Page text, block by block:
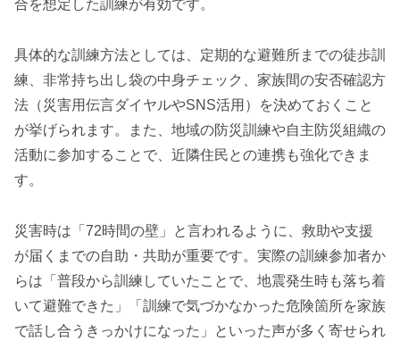
合を想定した訓練が有効です。
具体的な訓練方法としては、定期的な避難所までの徒歩訓
練、非常持ち出し袋の中身チェック、家族間の安否確認方
法（災害用伝言ダイヤルやSNS活用）を決めておくこと
が挙げられます。また、地域の防災訓練や自主防災組織の
活動に参加することで、近隣住民との連携も強化できま
す。
災害時は「72時間の壁」と言われるように、救助や支援
が届くまでの自助・共助が重要です。実際の訓練参加者か
らは「普段から訓練していたことで、地震発生時も落ち着
いて避難できた」「訓練で気づかなかった危険箇所を家族
で話し合うきっかけになった」といった声が多く寄せられ